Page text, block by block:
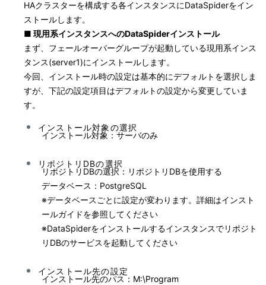
HAクラスターを構成する各インスタンスにDataSpiderをイン
ストールします。
■ 現用系インスタンスへのDataSpiderインストール
まず、フェールオーバーグループが起動している現用系インス
タンス(server1)にインストールします。
今回、インストール時の設定は基本的にデフォルトを選択しま
すが、下記の設定項目はデフォルトの設定から変更していま
す。
インストール対象の選択
インストール対象：サーバのみ
リポジトリDBの選択
リポジトリDBの選択：リポジトリDBを使用する
データベース：PostgreSQL
※データベースごとに設定が変わります。詳細はインスト
ールガイドを参照してください
※DataSpiderをインストールするインスタンスでリポジト
リDBのサービスを起動してください
インストール先の設定
インストール先のパス：M:\Program